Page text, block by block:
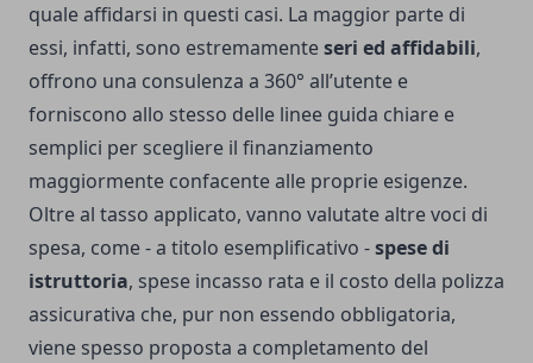
quale affidarsi in questi casi. La maggior parte di
essi, infatti, sono estremamenteseri ed affidabili,
offrono una consulenza a 360° all’utente e
forniscono allo stesso delle linee guida chiare e
semplici per scegliere il finanziamento
maggiormente confacente alle proprie esigenze.
Oltre al tasso applicato, vanno valutate altre voci di
spesa, come - a titolo esemplificativo -spese di
istruttoria, spese incasso rata e il costo della polizza
assicurativa che, pur non essendo obbligatoria,
viene spesso proposta a completamento del